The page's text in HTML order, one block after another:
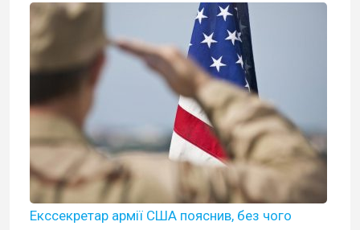
Екссекретар армії США пояснив, без чого